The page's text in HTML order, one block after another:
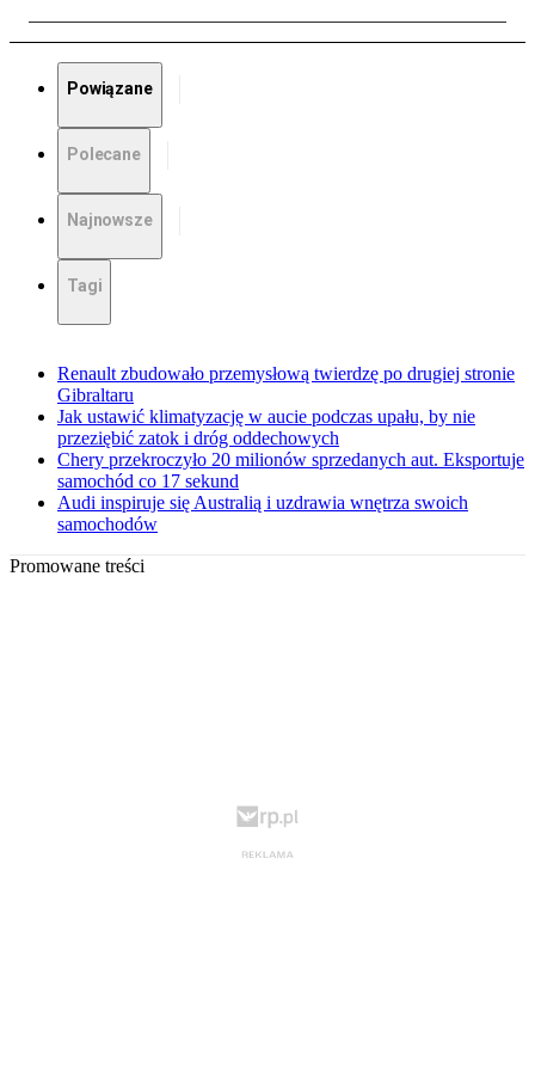
Powiązane
Polecane
Najnowsze
Tagi
Renault zbudowało przemysłową twierdzę po drugiej stronie
Gibraltaru
Jak ustawić klimatyzację w aucie podczas upału, by nie
przeziębić zatok i dróg oddechowych
Chery przekroczyło 20 milionów sprzedanych aut. Eksportuje
samochód co 17 sekund
Audi inspiruje się Australią i uzdrawia wnętrza swoich
samochodów
Promowane treści